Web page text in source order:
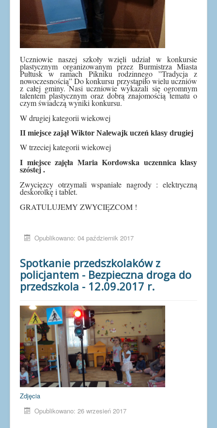
Uczniowie naszej szkoły wzięli udział w konkursie
plastycznym organizowanym przez Burmistrza Miasta
Pułtusk w ramach Pikniku rodzinnego ”Tradycja z
nowoczesnością” Do konkursu przystąpiło wielu uczniów
z całej gminy. Nasi uczniowie wykazali się ogromnym
talentem plastycznym oraz dobrą znajomością tematu o
czym świadczą wyniki konkursu.
W drugiej kategorii wiekowej
II miejsce zajął Wiktor Nalewajk uczeń klasy drugiej
W trzeciej kategorii wiekowej
I miejsce zajęła Maria Kordowska uczennica klasy
szóstej .
Zwycięzcy otrzymali wspaniałe nagrody : elektryczną
deskorolkę i tablet.
GRATULUJEMY ZWYCIĘZCOM !
Opublikowano: 04 październik 2017
Spotkanie przedszkolaków z
policjantem - Bezpieczna droga do
przedszkola - 12.09.2017 r.
Zdjęcia
Opublikowano: 26 wrzesień 2017